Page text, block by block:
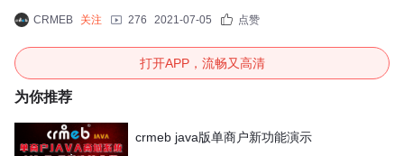
CRMEB 关注 276 2021-07-05 点赞
打开APP，流畅又高清
为你推荐
crmeb java版单商户新功能演示